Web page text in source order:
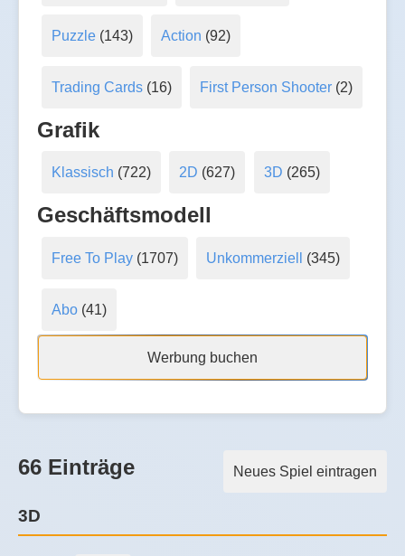
Puzzle(143) Action (92)
Trading Cards(16) First Person Shooter (2)
Grafik
Klassisch (722) 2D (627) 3D (265)
Geschäftsmodell
Free To Play(1707) Unkommerziell (345)
Abo(41)
Werbung buchen
Neues Spiel eintragen
66 Einträge
3D